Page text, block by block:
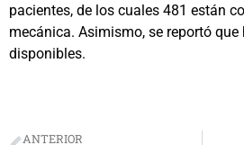
pacientes, de los cuales 481 están
mecánica. Asimismo, se reportó
disponibles.
ANTERIOR